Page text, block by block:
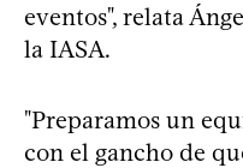
eventos", relata
la IASA.
"Preparamos un
con el gancho de